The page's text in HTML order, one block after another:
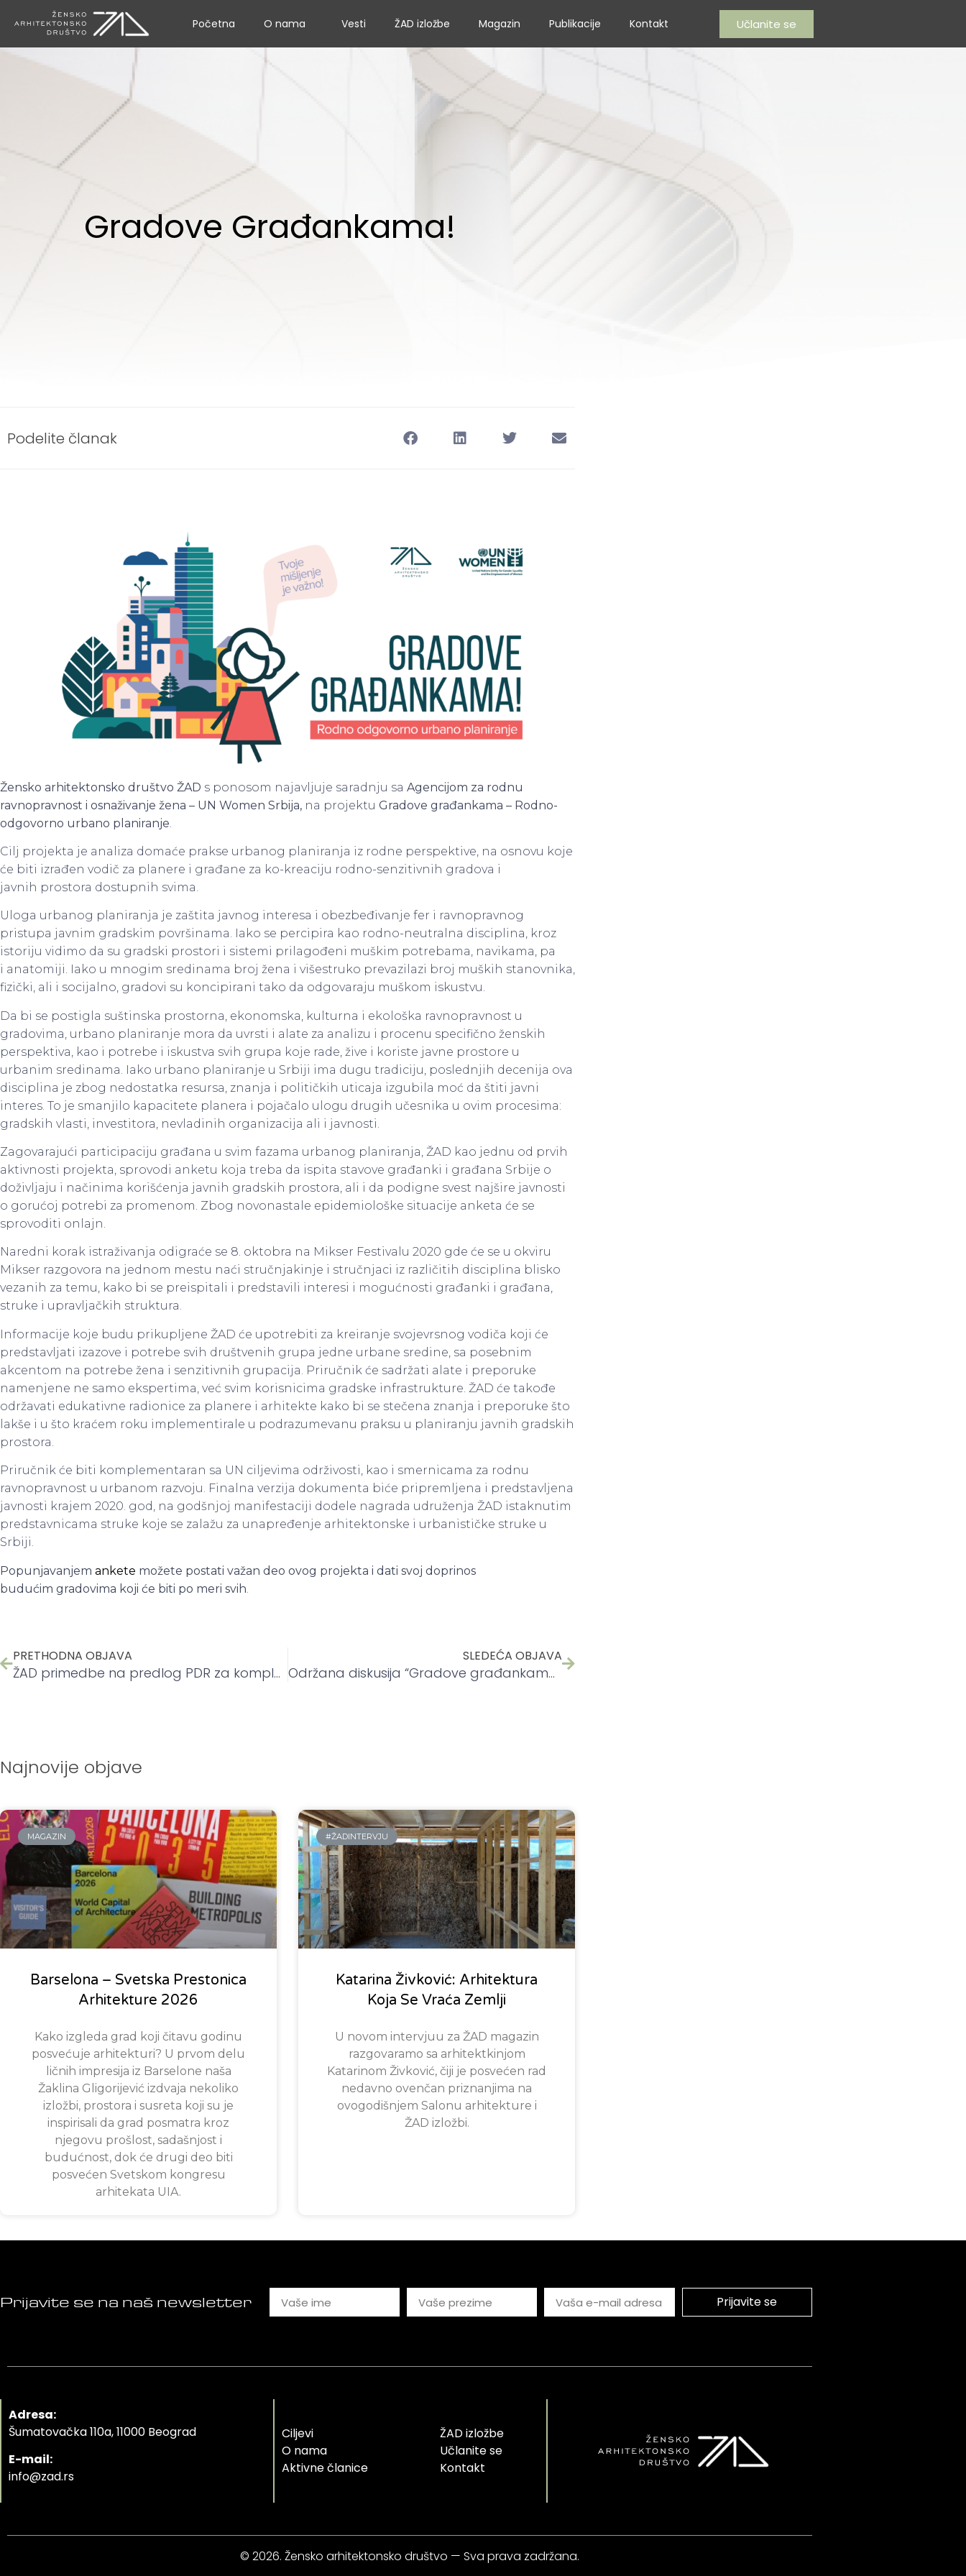
Početna O nama Vesti ŽAD izložbe Magazin Publikacije Kontakt Učlanite se
Gradove Građankama!
Podelite članak
Žensko arhitektonsko društvo ŽAD s ponosom najavljuje saradnju sa Agencijom za rodnu
ravnopravnost i osnaživanje žena – UN Women Srbija, na projektu Gradove građankama – Rodno-
odgovorno urbano planiranje
Cilj projekta je analiza domaće prakse urbanog planiranja iz rodne perspektive, na osnovu koje
će biti izrađen vodič za planere i građane za ko-kreaciju rodno-senzitivnih gradova i
javnih prostora dostupnih svima.
Uloga urbanog planiranja je zaštita javnog interesa i obezbeđivanje fer i ravnopravnog
pristupa javnim gradskim površinama. Iako se percipira kao rodno-neutralna disciplina, kroz
istoriju vidimo da su gradski prostori i sistemi prilagođeni muškim potrebama, navikama, pa
i anatomiji. Iako u mnogim sredinama broj žena i višestruko prevazilazi broj muških stanovnika,
fizički, ali i socijalno, gradovi su koncipirani tako da odgovaraju muškom iskustvu.
Da bi se postigla suštinska prostorna, ekonomska, kulturna i ekološka ravnopravnost u
gradovima, urbano planiranje mora da uvrsti i alate za analizu i procenu specifično ženskih
perspektiva, kao i potrebe i iskustva svih grupa koje rade, žive i koriste javne prostore u
urbanim sredinama. Iako urbano planiranje u Srbiji ima dugu tradiciju, poslednjih decenija ova
disciplina je zbog nedostatka resursa, znanja i političkih uticaja izgubila moć da štiti javni
interes. To je smanjilo kapacitete planera i pojačalo ulogu drugih učesnika u ovim procesima:
gradskih vlasti, investitora, nevladinih organizacija ali i javnosti.
Zagovarajući participaciju građana u svim fazama urbanog planiranja, ŽAD kao jednu od prvih
aktivnosti projekta, sprovodi anketu koja treba da ispita stavove građanki i građana Srbije o
doživljaju i načinima korišćenja javnih gradskih prostora, ali i da podigne svest najšire javnosti
o gorućoj potrebi za promenom. Zbog novonastale epidemiološke situacije anketa će se
sprovoditi onlajn.
Naredni korak istraživanja odigraće se 8. oktobra na Mikser Festivalu 2020 gde će se u okviru
Mikser razgovora na jednom mestu naći stručnjakinje i stručnjaci iz različitih disciplina blisko
vezanih za temu, kako bi se preispitali i predstavili interesi i mogućnosti građanki i građana,
struke i upravljačkih struktura.
Informacije koje budu prikupljene ŽAD će upotrebiti za kreiranje svojevrsnog vodiča koji će
predstavljati izazove i potrebe svih društvenih grupa jedne urbane sredine, sa posebnim
akcentom na potrebe žena i senzitivnih grupacija. Priručnik će sadržati alate i preporuke
namenjene ne samo ekspertima, već svim korisnicima gradske infrastrukture. ŽAD će takođe
održavati edukativne radionice za planere i arhitekte kako bi se stečena znanja i preporuke što
lakše i u što kraćem roku implementirale u podrazumevanu praksu u planiranju javnih gradskih
prostora.
Priručnik će biti komplementaran sa UN ciljevima održivosti, kao i smernicama za rodnu
ravnopravnost u urbanom razvoju. Finalna verzija dokumenta biće pripremljena i predstavljena
javnosti krajem 2020. god, na godšnjoj manifestaciji dodele nagrada udruženja ŽAD istaknutim
predstavnicama struke koje se zalažu za unapređenje arhitektonske i urbanističke struke u
Srbiji.
Popunjavanjem ankete možete postati važan deo ovog projekta i dati svoj doprinos
budućim gradovima koji će biti po meri svih
PRETHODNA OBJAVA
ŽAD primedbe na predlog PDR za kompleks “Avala film”
SLEDEĆA OBJAVA
Održana diskusija “Gradove građankama” na Mikser Festivalu
Najnovije objave
MAGAZIN
Barselona – Svetska Prestonica
Arhitekture 2026
Kako izgleda grad koji čitavu godinu
posvećuje arhitekturi? U prvom delu
ličnih impresija iz Barselone naša
Žaklina Gligorijević izdvaja nekoliko
izložbi, prostora i susreta koji su je
inspirisali da grad posmatra kroz
njegovu prošlost, sadašnjost i
budućnost, dok će drugi deo biti
posvećen Svetskom kongresu
arhitekata UIA.
#ŽADINTERVJU
Katarina Živković: Arhitektura
Koja Se Vraća Zemlji
U novom intervjuu za ŽAD magazin
razgovaramo sa arhitektkinjom
Katarinom Živković, čiji je posvećen rad
nedavno ovenčan priznanjima na
ovogodišnjem Salonu arhitekture i
ŽAD izložbi.
Prijavite se na naš newsletter Prijavite se
Adresa:
Šumatovačka 110a, 11000 Beograd
E-mail:
info@zad.rs
Ciljevi
O nama
Aktivne članice
ŽAD izložbe
Učlanite se
Kontakt
© 2026. Žensko arhitektonsko društvo — Sva prava zadržana.